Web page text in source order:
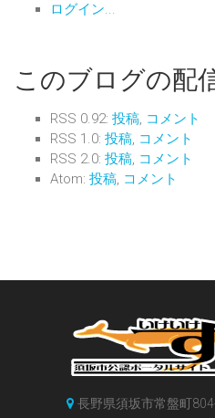
ログイン...
このブログの配
RSS 0.92: 投稿, コメント
RSS 1.0: 投稿, コメント
RSS 2.0: 投稿, コメント
Atom: 投稿, コメント
長野県須坂市常盤町